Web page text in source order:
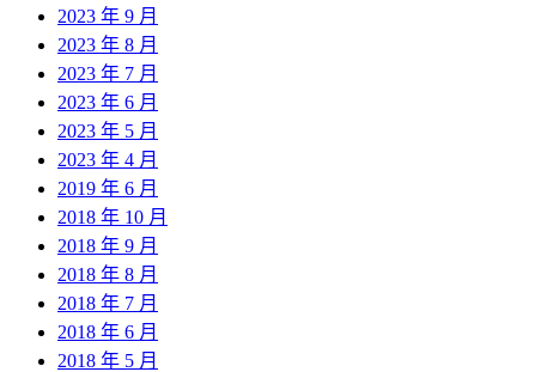
2023 年 9 月
2023 年 8 月
2023 年 7 月
2023 年 6 月
2023 年 5 月
2023 年 4 月
2019 年 6 月
2018 年 10 月
2018 年 9 月
2018 年 8 月
2018 年 7 月
2018 年 6 月
2018 年 5 月